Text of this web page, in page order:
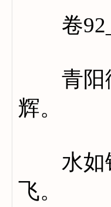
卷
青阳御
辉。
水如银
飞。